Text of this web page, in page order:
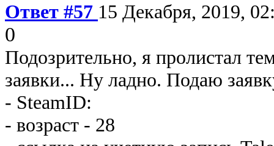
Ответ #57 15 Декабря, 2019,
0
Подозрительно, я пролистал
заявки... Ну ладно. Подаю
- SteamID:
- возраст - 28